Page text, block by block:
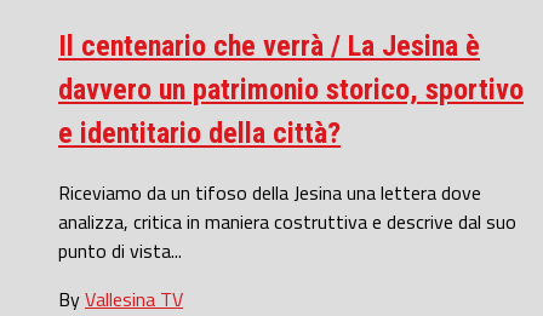
Il centenario che verrà / La Jesina è
davvero un patrimonio storico, sportivo
e identitario della città?
Riceviamo da un tifoso della Jesina una lettera dove
analizza, critica in maniera costruttiva e descrive dal suo
punto di vista...
ByVallesina TV